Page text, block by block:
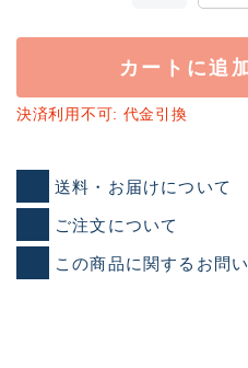
カートに追
決済利用不可: 代金引換
送料・お届けについて
ご注文について
この商品に関するお問